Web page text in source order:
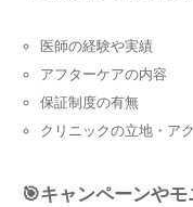
医師の経験や実績
アフターケアの内容
保証制度の有無
クリニックの立地・ア
🎯キャンペーンや